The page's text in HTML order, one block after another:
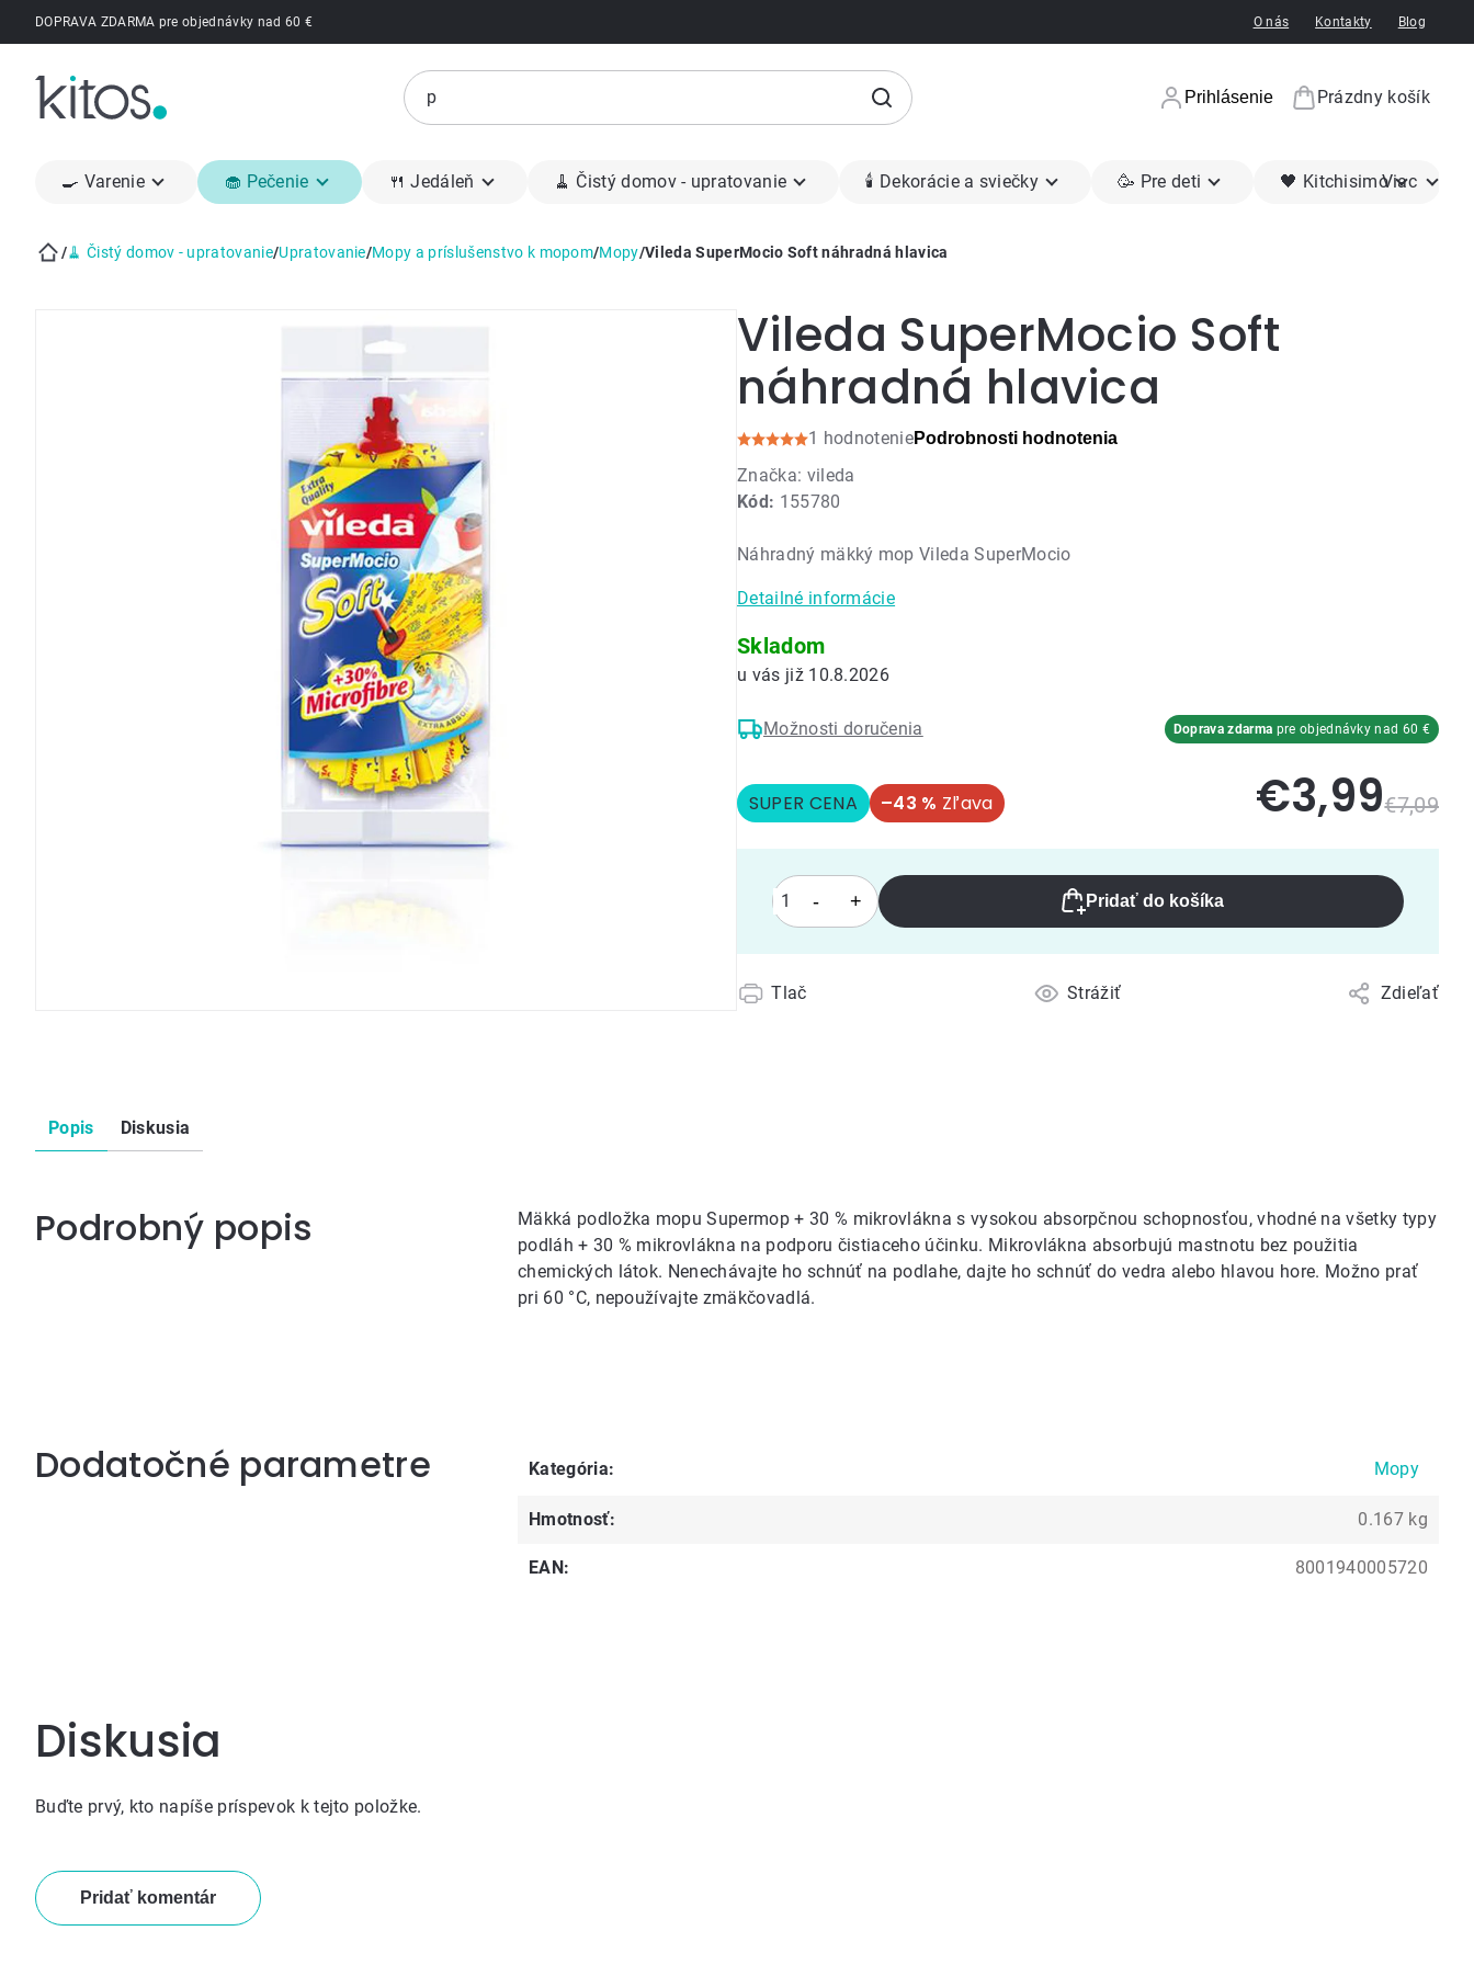
PrejsťDOPRAVA ZDARMA pre objednávky nad 60 € O nás Kontakty Blog
Prihlásenie
Nákupný
Prázdny košík
🍳 Varenie 🧁 Pečenie 🍴 Jedáleň 🧹 Čistý domov - upratovanie 🕯 Dekorácie a sviečky 🥳 Pre deti 🖤 KitchisimoViac
/🧹 Čistý domov - upratovanie/Upratovanie/Mopy a príslušenstvo k mopom/Mopy/Vileda SuperMocio Soft náhradná hlavica
Vileda SuperMocio Soft
náhradná hlavica
Kód: 155780
Priemerné
hodnotenie
produktu
5,0
5
hviezdičiek.
1 hodnoteniePodrobnosti hodnotenia
Značka: vileda
Pridať do košíka
Náhradný mäkký mop Vileda SuperMocio
Detailné informácie
Tlač Strážiť Zdieľať
Skladom
10.8.2026
Možnosti doručenia Doprava zdarma pre objednávky nad 60 €
SUPER CENA –43 % €7,09
€3,99
Popis Diskusia
Podrobný popis
Mäkká podložka mopu Supermop + 30 % mikrovlákna s vysokou absorpčnou schopnosťou, vhodné na všetky typy
podláh + 30 % mikrovlákna na podporu čistiaceho účinku. Mikrovlákna absorbujú mastnotu bez použitia
chemických látok. Nenechávajte ho schnúť na podlahe, dajte ho schnúť do vedra alebo hlavou hore. Možno prať
pri 60 °C, nepoužívajte zmäkčovadlá.
Dodatočné parametre Kategória: Mopy
Hmotnosť: 0.167 kg
EAN: 8001940005720
Diskusia
Buďte prvý, kto napíše príspevok k tejto položke.
Pridať komentár